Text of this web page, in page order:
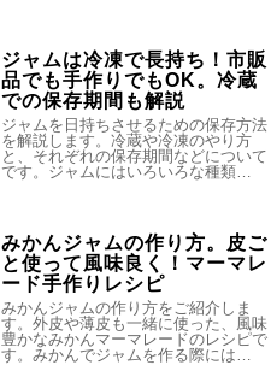
ジャムは冷凍で長持ち！市販
品でも手作りでもOK。冷蔵
での保存期間も解説
ジャムを日持ちさせるための保存方法
を解説します。冷蔵や冷凍のやり方
と、それぞれの保存期間などについて
です。ジャムにはいろいろな種類…
みかんジャムの作り方。皮ご
と使って風味良く！マーマレ
ード手作りレシピ
みかんジャムの作り方をご紹介しま
す。外皮や薄皮も一緒に使った、風味
豊かなみかんマーマレードのレシピで
す。みかんでジャムを作る際には…